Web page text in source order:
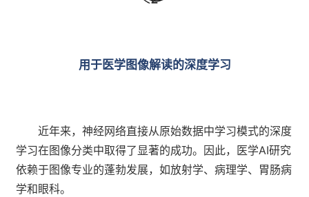
用于医学图像解读的深度学习
近年来，神经网络直接从原始数据中学习模式的深度
学习在图像分类中取得了显著的成功。因此，医学AI研究
依赖于图像专业的蓬勃发展，如放射学、病理学、胃肠病
学和眼科。